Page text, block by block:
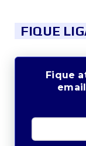
FIQUE
Fique